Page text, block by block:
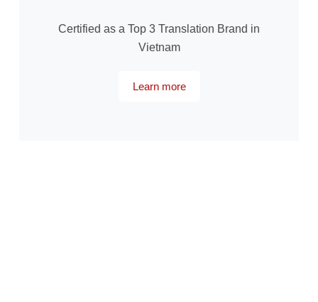
Certified as a Top 3 Translation Brand in
Vietnam
Learn more